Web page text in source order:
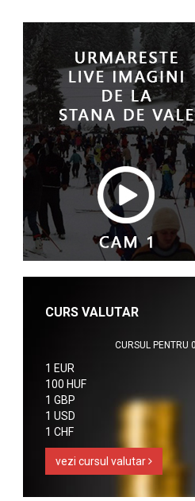
CURS VALUTAR
CURSUL PENTRU
1 EUR
100 HUF
1 GBP
1 USD
1 CHF
vezi cursul valutar